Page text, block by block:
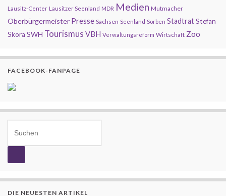
Lausitz-Center Lausitzer Seenland MDR Medien Mutmacher
Oberbürgermeister Presse Sachsen Seenland Sorben StadtratStefan
Skora SWH Tourismus VBH Verwaltungsreform Wirtschaft Zoo
FACEBOOK-FANPAGE
DIE NEUESTEN ARTIKEL